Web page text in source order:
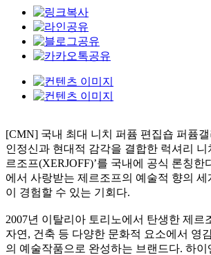
[CMN] 국내 최대 니치 퍼퓸 편집숍 퍼퓸
인정신과 현대적 감각을 결합한 럭셔리 니
르조프(XERJOFF)’를 국내에 공식 론칭한
에서 사랑받는 제르조프의 예술적 향의
이 경험할 수 있는 기회다.
2007년 이탈리아 토리노에서 탄생한 제르
자연, 건축 등 다양한 문화적 요소에서 영
의 예술작품으로 완성하는 브랜드다. 하이